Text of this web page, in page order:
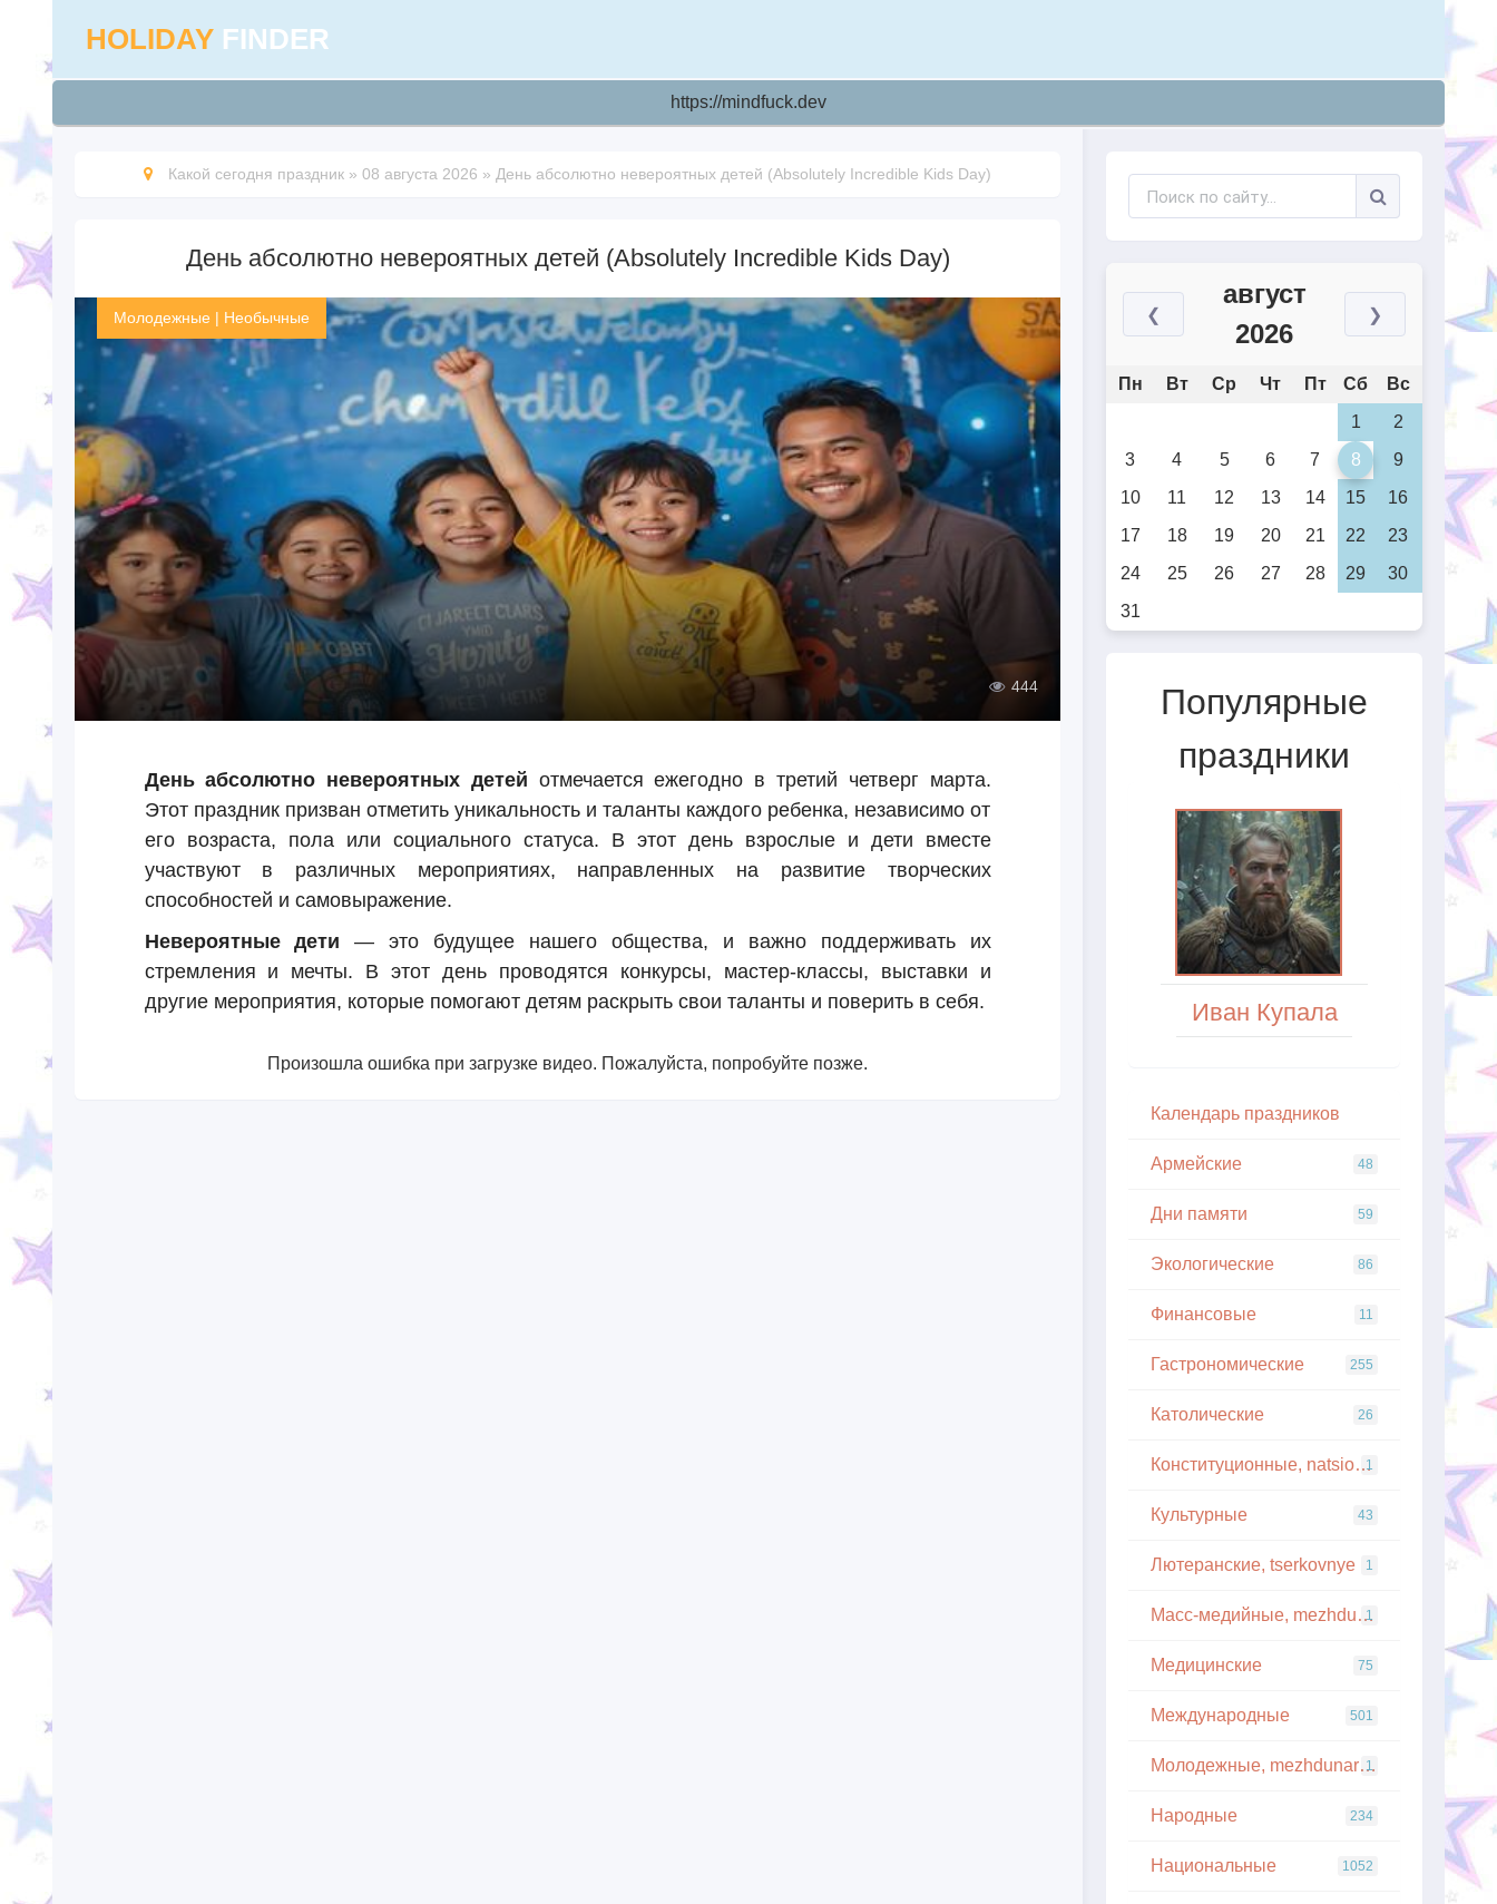
HOLIDAY FINDER
https://mindfuck.dev
Какой сегодня праздник » 08 августа 2026 » День абсолютно невероятных детей (Absolutely Incredible Kids Day)
День абсолютно невероятных детей (Absolutely Incredible Kids Day)
Молодежные | Необычные
444
День абсолютно невероятных детей отмечается ежегодно в третий четверг марта.
Этот праздник призван отметить уникальность и таланты каждого ребенка, независимо от
его возраста, пола или социального статуса. В этот день взрослые и дети вместе
участвуют в различных мероприятиях, направленных на развитие творческих
способностей и самовыражение.
Невероятные дети — это будущее нашего общества, и важно поддерживать их
стремления и мечты. В этот день проводятся конкурсы, мастер-классы, выставки и
другие мероприятия, которые помогают детям раскрыть свои таланты и поверить в себя.
Произошла ошибка при загрузке видео. Пожалуйста, попробуйте позже.
❮
август
2026
❯
Пн Вт Ср Чт Пт Сб
Вс
1
2
3
4 5 6 7 8
9
10
11 12 13 14 15
16
17
18 19 20 21 22
23
24
25 26 27 28 29
30
31
Популярные
праздники
Иван Купала
Кaлeндapь пpaздникoв
Армейские 48
Дни памяти 59
Экологические 86
Финансовые 11
Гастрономические 255
Католические 26
Конституционные, natsionalnye
1
Культурные 43
Лютеранские, tserkovnye 1
Масс-медийные, mezhdunarodnye
1
Медицинские 75
Международные 501
Молодежные, mezhdunarodnye
1
Народные 234
Национальные 1052